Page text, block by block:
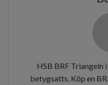
HSB BRF Triangeln
betygsatts. Köp en